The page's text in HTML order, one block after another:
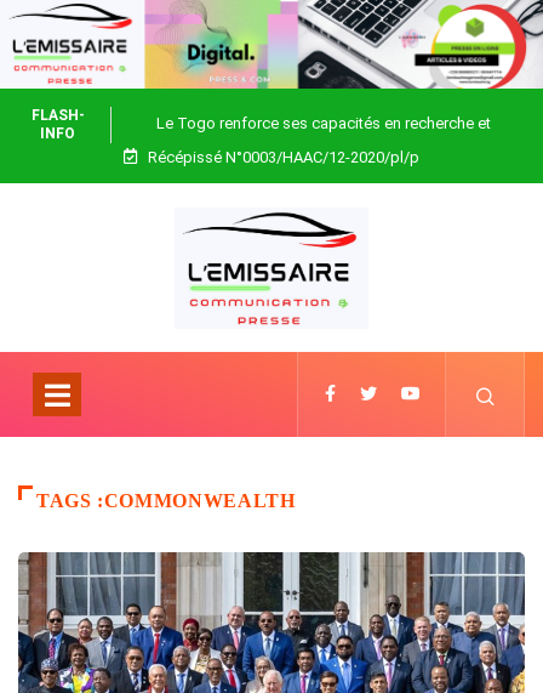
FLASH-
INFO
Le Togo renforce ses capacités en recherche et
biotechnologie
Récépissé N°0003/HAAC/12-2020/pl/p
TAGS :COMMONWEALTH